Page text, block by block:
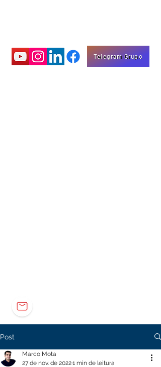
Telegram Grupo
Post
Marco Mota
27 de nov. de 20221 min de leitura